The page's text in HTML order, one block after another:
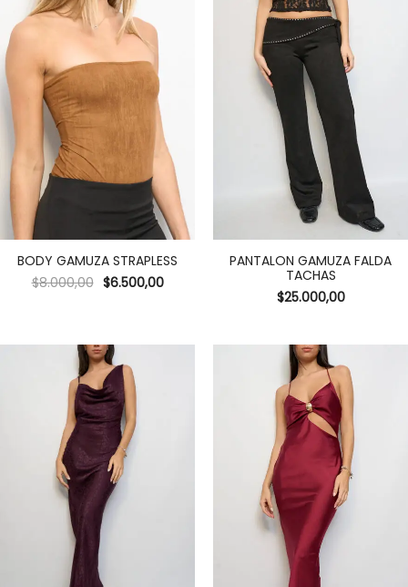
BODY GAMUZA STRAPLESS
$8.000,00 $6.500,00
PANTALON GAMUZA FALDA
TACHAS
$25.000,00